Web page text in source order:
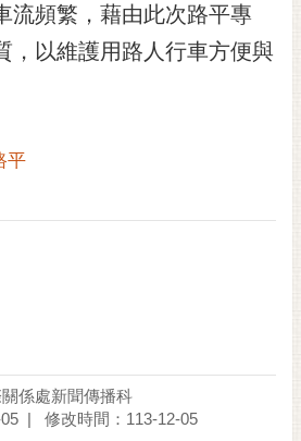
流頻繁，藉由此次路平專
，以維護用路人行車方便與
平
係處新聞傳播科
修改時間：113-12-05